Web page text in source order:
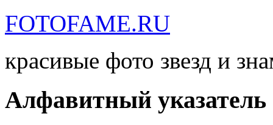
FOTOFAME.RU
красивые фото звезд и
Алфавитный указатель